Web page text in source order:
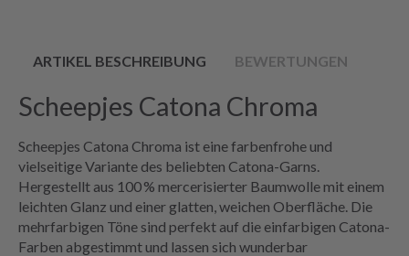
ARTIKEL BESCHREIBUNG BEWERTUNGEN
Scheepjes Catona Chroma
Scheepjes Catona Chroma ist eine farbenfrohe und
vielseitige Variante des beliebten Catona-Garns.
Hergestellt aus 100 % mercerisierter Baumwolle mit einem
leichten Glanz und einer glatten, weichen Oberfläche. Die
mehrfarbigen Töne sind perfekt auf die einfarbigen Catona-
Farben abgestimmt und lassen sich wunderbar